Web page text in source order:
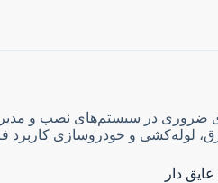
ضروری در سیستم‌های نصب و
لوله‌کشی و خودروسازی کاربرد
دار